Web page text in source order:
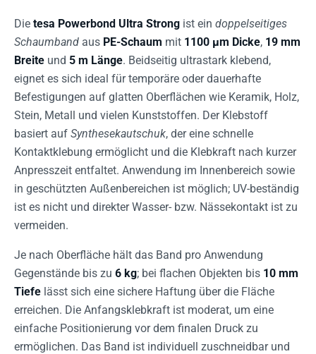
Die tesa Powerbond Ultra Strong ist ein doppelseitiges
Schaumband aus PE-Schaum mit 1100 µm Dicke, 19 mm
Breite und 5 m Länge. Beidseitig ultrastark klebend,
eignet es sich ideal für temporäre oder dauerhafte
Befestigungen auf glatten Oberflächen wie Keramik, Holz,
Stein, Metall und vielen Kunststoffen. Der Klebstoff
basiert auf Synthesekautschuk, der eine schnelle
Kontaktklebung ermöglicht und die Klebkraft nach kurzer
Anpresszeit entfaltet. Anwendung im Innenbereich sowie
in geschützten Außenbereichen ist möglich; UV-beständig
ist es nicht und direkter Wasser- bzw. Nässekontakt ist zu
vermeiden.
Je nach Oberfläche hält das Band pro Anwendung
Gegenstände bis zu 6 kg; bei flachen Objekten bis 10 mm
Tiefe lässt sich eine sichere Haftung über die Fläche
erreichen. Die Anfangsklebkraft ist moderat, um eine
einfache Positionierung vor dem finalen Druck zu
ermöglichen. Das Band ist individuell zuschneidbar und